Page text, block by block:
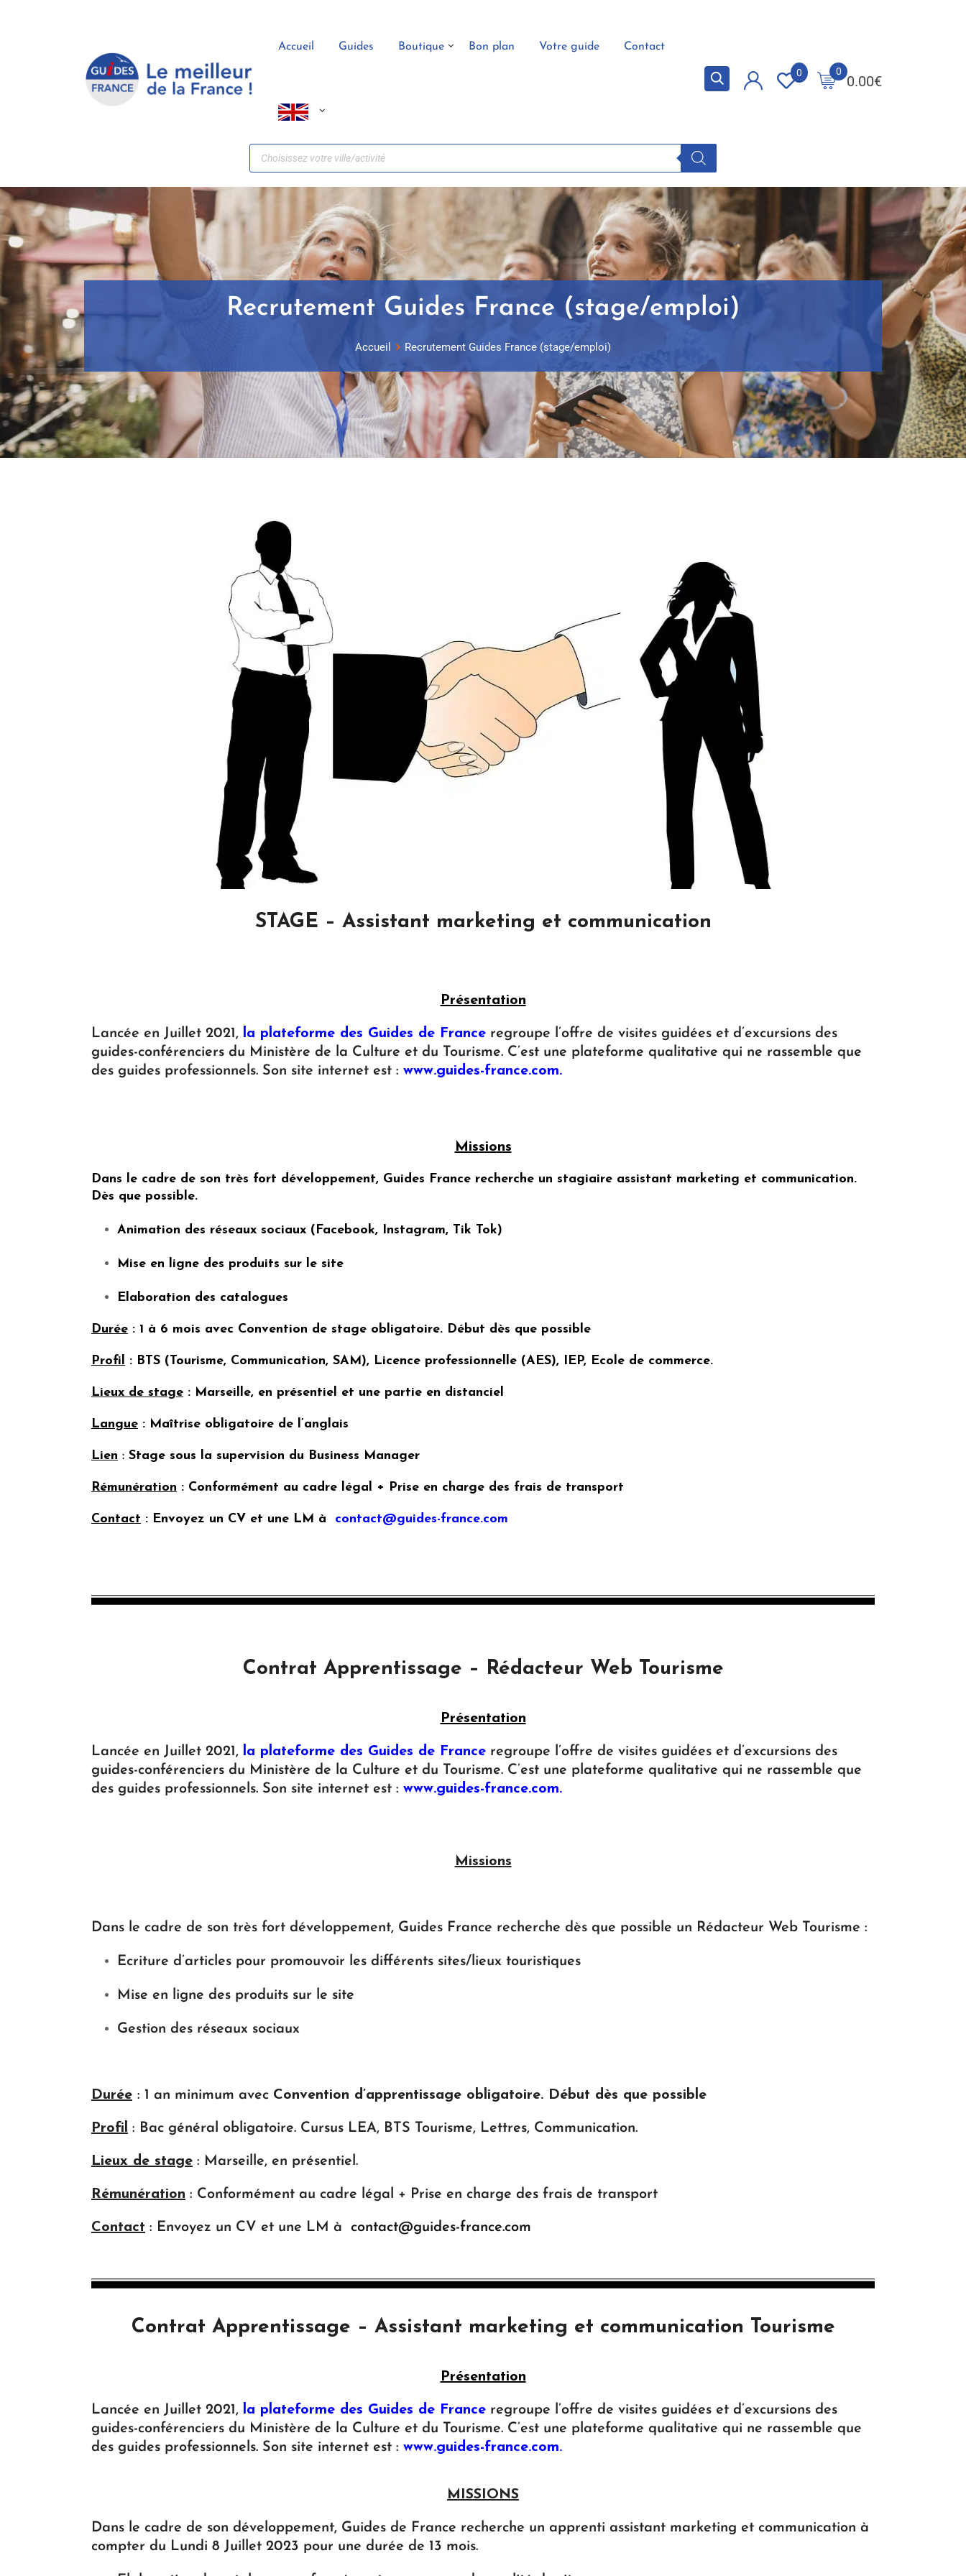
Accueil Guides Boutique Bon plan Votre guide Contact
0.00€
0
0
Recrutement Guides France (stage/emploi)
Accueil Recrutement Guides France (stage/emploi)
STAGE – Assistant marketing et communication
Présentation
Lancée en Juillet 2021, la plateforme des Guides de France regroupe l’offre de visites guidées et d’excursions des
guides-conférenciers du Ministère de la Culture et du Tourisme. C’est une plateforme qualitative qui ne rassemble que
des guides professionnels. Son site internet est : www.guides-france.com.
Missions
Dans le cadre de son très fort développement, Guides France recherche un stagiaire assistant marketing et communication.
Dès que possible.
Animation des réseaux sociaux (Facebook, Instagram, Tik Tok)
Mise en ligne des produits sur le site
Elaboration des catalogues
Durée : 1 à 6 mois avec Convention de stage obligatoire. Début dès que possible
Profil : BTS (Tourisme, Communication, SAM), Licence professionnelle (AES), IEP, Ecole de commerce.
Lieux de stage : Marseille, en présentiel et une partie en distanciel
Langue : Maîtrise obligatoire de l’anglais
Lien : Stage sous la supervision du Business Manager
Rémunération : Conformément au cadre légal + Prise en charge des frais de transport
Contact : Envoyez un CV et une LM à contact@guides-france.com
Contrat Apprentissage – Rédacteur Web Tourisme
Présentation
Lancée en Juillet 2021, la plateforme des Guides de France regroupe l’offre de visites guidées et d’excursions des
guides-conférenciers du Ministère de la Culture et du Tourisme. C’est une plateforme qualitative qui ne rassemble que
des guides professionnels. Son site internet est : www.guides-france.com.
Missions
Dans le cadre de son très fort développement, Guides France recherche dès que possible un Rédacteur Web Tourisme :
Ecriture d’articles pour promouvoir les différents sites/lieux touristiques
Mise en ligne des produits sur le site
Gestion des réseaux sociaux
Durée : 1 an minimum avec Convention d’apprentissage obligatoire. Début dès que possible
Profil : Bac général obligatoire. Cursus LEA, BTS Tourisme, Lettres, Communication.
Lieux de stage : Marseille, en présentiel.
Rémunération : Conformément au cadre légal + Prise en charge des frais de transport
Contact : Envoyez un CV et une LM à contact@guides-france.com
Contrat Apprentissage – Assistant marketing et communication Tourisme
Présentation
Lancée en Juillet 2021, la plateforme des Guides de France regroupe l’offre de visites guidées et d’excursions des
guides-conférenciers du Ministère de la Culture et du Tourisme. C’est une plateforme qualitative qui ne rassemble que
des guides professionnels. Son site internet est : www.guides-france.com.
MISSIONS
Dans le cadre de son développement, Guides de France recherche un apprenti assistant marketing et communication à
compter du Lundi 8 Juillet 2023 pour une durée de 13 mois.